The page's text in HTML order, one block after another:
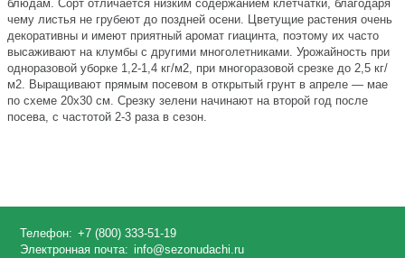
блюдам. Сорт отличается низким содержанием клетчатки, благодаря
чему листья не грубеют до поздней осени. Цветущие растения очень
декоративны и имеют приятный аромат гиацинта, поэтому их часто
высаживают на клумбы с другими многолетниками. Урожайность при
одноразовой уборке 1,2-1,4 кг/м2, при многоразовой срезке до 2,5 кг/
м2. Выращивают прямым посевом в открытый грунт в апреле — мае
по схеме 20х30 см. Срезку зелени начинают на второй год после
посева, с частотой 2-3 раза в сезон.
Телефон: +7 (800) 333-51-19
Электронная почта: info@sezonudachi.ru